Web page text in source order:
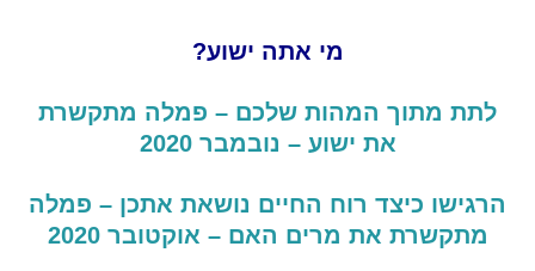
מי אתה ישוע?
לתת מתוך המהות שלכם – פמלה מתקשרת
את ישוע – נובמבר 2020
הרגישו כיצד רוח החיים נושאת אתכן – פמלה
מתקשרת את מרים האם – אוקטובר 2020